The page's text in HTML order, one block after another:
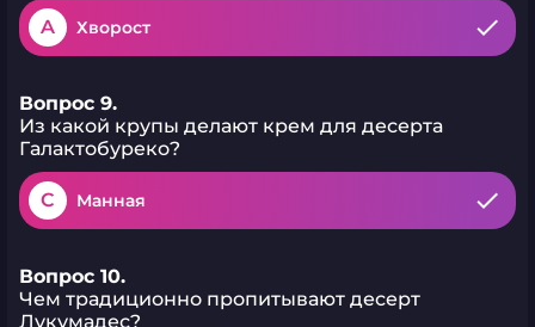
A Хворост
Вопрос 9.
Из какой крупы делают крем для десерта
Галактобуреко?
C Манная
Вопрос 10.
Чем традиционно пропитывают десерт
Лукумадес?